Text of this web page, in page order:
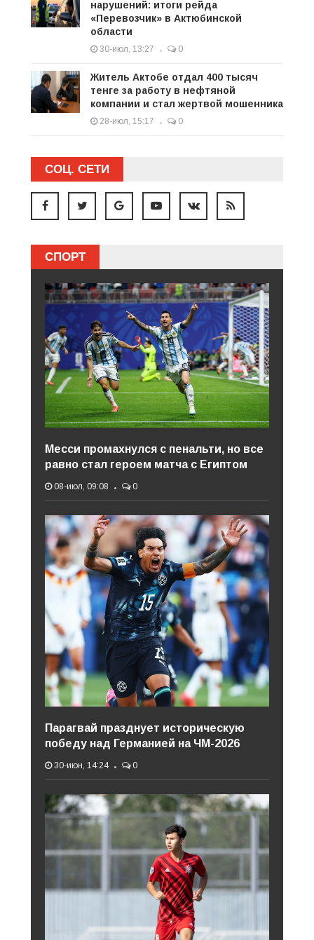
нарушений: итоги рейда
«Перевозчик» в Актюбинской
области
30-июл, 13:27 0
Житель Актобе отдал 400 тысяч
тенге за работу в нефтяной
компании и стал жертвой мошенника
28-июл, 15:17 0
СОЦ. СЕТИ
СПОРТ
Месси промахнулся с пенальти, но все
равно стал героем матча с Египтом
08-июл, 09:08 0
Парагвай празднует историческую
победу над Германией на ЧМ-2026
30-июн, 14:24 0